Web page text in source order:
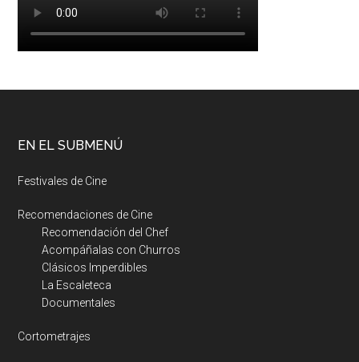
EN EL SUBMENÚ
Festivales de Cine
Recomendaciones de Cine
Recomendación del Chef
Acompáñalas con Churros
Clásicos Imperdibles
La Escaleteca
Documentales
Cortometrajes